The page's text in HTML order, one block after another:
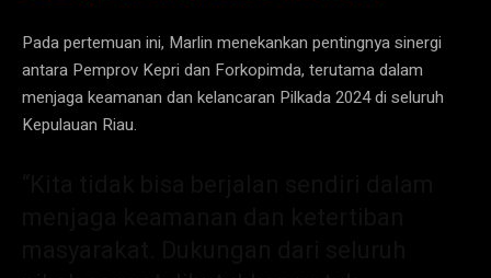
Pada pertemuan ini, Marlin menekankan pentingnya sinergi
antara Pemprov Kepri dan Forkopimda, terutama dalam
menjaga keamanan dan kelancaran Pilkada 2024 di seluruh
Kepulauan Riau.